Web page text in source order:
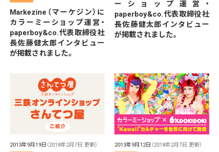
Markezine（マーケジン）に
カラーミーショップ運営・
paperboy&co.代表取締役社
長佐藤健太郎インタビュー
が掲載されました。
ーショップ運営・
paperboy&co.代表取締役社
長佐藤健太郎インタビュー
が掲載されました。
2013年9月19日 （2018年2月7日 更新） 2013年9月12日 （2018年2月7日 更新）